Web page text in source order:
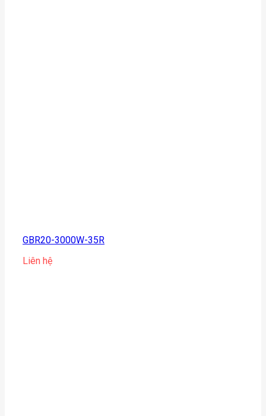
GBR20-3000W-35R
Liên hệ